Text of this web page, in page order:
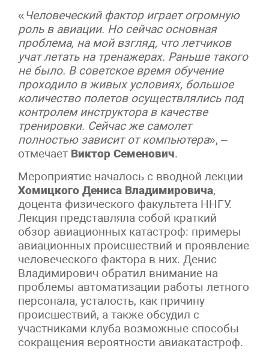
«Человеческий фактор играет огромную
роль в авиации. Но сейчас основная
проблема, на мой взгляд, что летчиков
учат летать на тренажерах. Раньше такого
не было. В советское время обучение
проходило в живых условиях, большое
количество полетов осуществлялись под
контролем инструктора в качестве
тренировки. Сейчас же самолет
полностью зависит от компьютера», –
отмечает Виктор Семенович.
Мероприятие началось с вводной лекции
Хомицкого Дениса Владимировича,
доцента физического факультета ННГУ.
Лекция представляла собой краткий
обзор авиационных катастроф: примеры
авиационных происшествий и проявление
человеческого фактора в них. Денис
Владимирович обратил внимание на
проблемы автоматизации работы летного
персонала, усталость, как причину
происшествий, а также обсудил с
участниками клуба возможные способы
сокращения вероятности авиакатастроф.